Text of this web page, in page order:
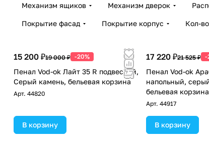
Механизм ящиков Механизм дверок
Покрытие фасад Покрытие корпус Кол-
15 200 ₽19 000 ₽ -20%
Пенал Vod-ok Лайт 35 R подвесной,
Серый камень, бельевая корзина
Арт. 44820
В корзину
17 220 ₽21 525 ₽ -
Пенал Vod-ok
напольный,
бельевая корзина
Арт. 44917
В корзину